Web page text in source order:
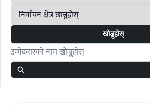
खोज्नुहोस्
Search candidates